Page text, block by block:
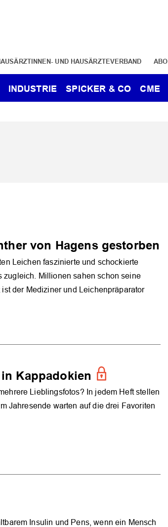
UND HAUSÄRZTEVERBAND ABO
INDUSTRIE SPICKER & CO CME
von Hagens gestorben
Leichen faszinierte und schockierte
zugleich. Millionen sahen schon seine
der Mediziner und Leichenpräparator
Kappadokien
Lieblingsfotos? In jedem Heft stellen
Jahresende warten auf die drei Favoriten
Insulin und Pens, wenn ein Mensch